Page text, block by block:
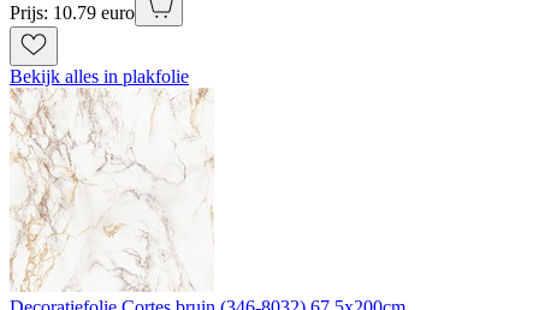
Prijs: 10.79 euro
Bekijk alles in plakfolie